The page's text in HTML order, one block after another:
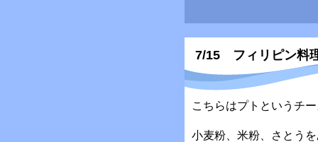
7/15 フィリピン料
こちらはプトというチ
小麦粉、米粉、さとう